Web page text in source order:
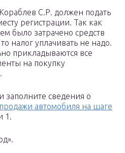
С.Р. должен подать
регистрации. Так как
было затрачено средств
налог уплачивать не надо.
прикладываются все
на покупку
заполните сведения о
продажи автомобиля на шаге
1.